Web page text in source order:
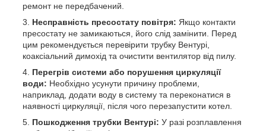
ремонт не передбачений.
Несправність пресостату повітря: Якщо контакти
пресостату не замикаються, його слід замінити. Перед
цим рекомендується перевірити трубку Вентурі,
коаксіальний димохід та очистити вентилятор від пилу.
Перегрів системи або порушення циркуляції
води: Необхідно усунути причину проблеми,
наприклад, додати воду в систему та переконатися в
наявності циркуляції, після чого перезапустити котел.
Пошкодження трубки Вентурі: У разі розплавлення